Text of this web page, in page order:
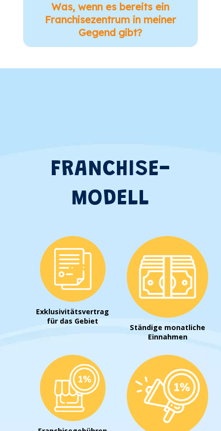
Was, wenn es bereits ein
Franchisezentrum in meiner
Gegend gibt?
FRANCHISE-
MODELL
Exklusivitätsvertrag
für das Gebiet
Ständige monatliche
Einnahmen